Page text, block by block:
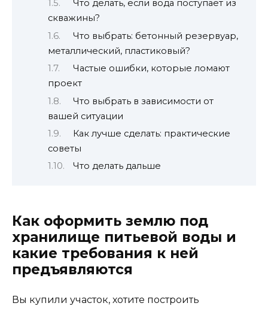
Что делать, если вода поступает из
скважины?
Что выбрать: бетонный резервуар,
металлический, пластиковый?
Частые ошибки, которые ломают
проект
Что выбрать в зависимости от
вашей ситуации
Как лучше сделать: практические
советы
Что делать дальше
Как оформить землю под
хранилище питьевой воды и
какие требования к ней
предъявляются
Вы купили участок, хотите построить